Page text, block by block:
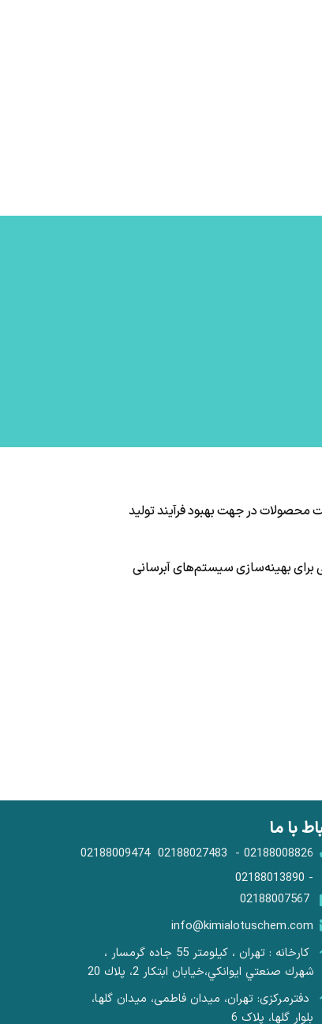
در جهت بهبود فرآیند تولید
برای بهینه‌سازی سیستم‌های آبرسانی
با ما
02188008826 - 02188027483 02188009474
- 02188013890
02188007567
info@kimialotuschem.com
کارخانه : تهران ، كيلومتر 55 جاده گرمسار ،
شهرك صنعتي ايوانكي،خيابان ابتكار 2، پلاك 20
دفترمرکزی: تهران، میدان فاطمی، میدان گلها،
بلوار گلها، پلاک 6